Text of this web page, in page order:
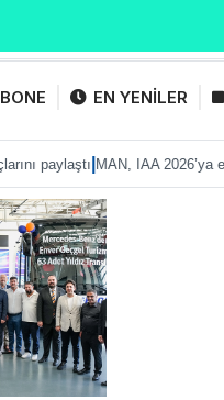
EN YENİLER
|MAN, IAA 2026’ya eTruck